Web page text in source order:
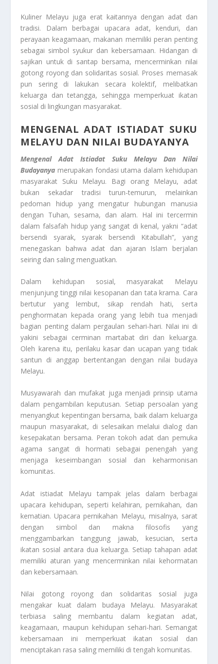
Kuliner Melayu juga erat kaitannya dengan adat dan
tradisi. Dalam berbagai upacara adat, kenduri, dan
perayaan keagamaan, makanan memiliki peran penting
sebagai simbol syukur dan kebersamaan. Hidangan di
sajikan untuk di santap bersama, mencerminkan nilai
gotong royong dan solidaritas sosial. Proses memasak
pun sering di lakukan secara kolektif, melibatkan
keluarga dan tetangga, sehingga memperkuat ikatan
sosial di lingkungan masyarakat.
MENGENAL ADAT ISTIADAT SUKU
MELAYU DAN NILAI BUDAYANYA
Mengenal Adat Istiadat Suku Melayu Dan Nilai
Budayanya merupakan fondasi utama dalam kehidupan
masyarakat Suku Melayu. Bagi orang Melayu, adat
bukan sekadar tradisi turun-temurun, melainkan
pedoman hidup yang mengatur hubungan manusia
dengan Tuhan, sesama, dan alam. Hal ini tercermin
dalam falsafah hidup yang sangat di kenal, yakni “adat
bersendi syarak, syarak bersendi Kitabullah”, yang
menegaskan bahwa adat dan ajaran Islam berjalan
seiring dan saling menguatkan.
Dalam kehidupan sosial, masyarakat Melayu
menjunjung tinggi nilai kesopanan dan tata krama. Cara
bertutur yang lembut, sikap rendah hati, serta
penghormatan kepada orang yang lebih tua menjadi
bagian penting dalam pergaulan sehari-hari. Nilai ini di
yakini sebagai cerminan martabat diri dan keluarga.
Oleh karena itu, perilaku kasar dan ucapan yang tidak
santun di anggap bertentangan dengan nilai budaya
Melayu.
Musyawarah dan mufakat juga menjadi prinsip utama
dalam pengambilan keputusan. Setiap persoalan yang
menyangkut kepentingan bersama, baik dalam keluarga
maupun masyarakat, di selesaikan melalui dialog dan
kesepakatan bersama. Peran tokoh adat dan pemuka
agama sangat di hormati sebagai penengah yang
menjaga keseimbangan sosial dan keharmonisan
komunitas.
Adat istiadat Melayu tampak jelas dalam berbagai
upacara kehidupan, seperti kelahiran, pernikahan, dan
kematian. Upacara pernikahan Melayu, misalnya, sarat
dengan simbol dan makna filosofis yang
menggambarkan tanggung jawab, kesucian, serta
ikatan sosial antara dua keluarga. Setiap tahapan adat
memiliki aturan yang mencerminkan nilai kehormatan
dan kebersamaan.
Nilai gotong royong dan solidaritas sosial juga
mengakar kuat dalam budaya Melayu. Masyarakat
terbiasa saling membantu dalam kegiatan adat,
keagamaan, maupun kehidupan sehari-hari. Semangat
kebersamaan ini memperkuat ikatan sosial dan
menciptakan rasa saling memiliki di tengah komunitas.